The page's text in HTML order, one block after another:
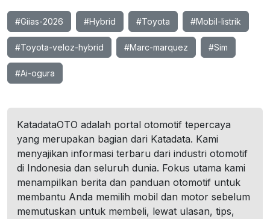
#Giias-2026 #Hybrid #Toyota #Mobil-listrik
#Toyota-veloz-hybrid #Marc-marquez #Sim
#Ai-ogura
KatadataOTO adalah portal otomotif tepercaya
yang merupakan bagian dari Katadata. Kami
menyajikan informasi terbaru dari industri otomotif
di Indonesia dan seluruh dunia. Fokus utama kami
menampilkan berita dan panduan otomotif untuk
membantu Anda memilih mobil dan motor sebelum
memutuskan untuk membeli, lewat ulasan, tips,